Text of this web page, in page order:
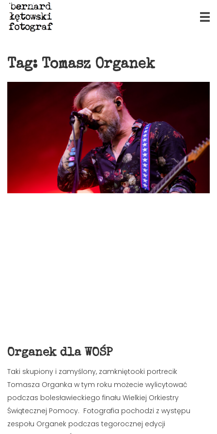
Tag: Tomasz Organek
Organek dla WOŚP
Taki skupiony i zamyślony, zamkniętooki portrecik
Tomasza Organka w tym roku możecie wylicytować
podczas bolesławieckiego finału Wielkiej Orkiestry
Świątecznej Pomocy. Fotografia pochodzi z występu
zespołu Organek podczas tegorocznej edycji